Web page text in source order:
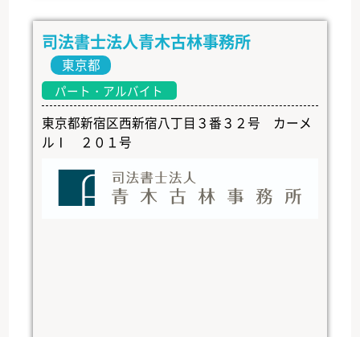
司法書士法人青木古林事務所
東京都
パート・アルバイト
東京都新宿区西新宿八丁目３番３２号 カーメ
ルⅠ ２０１号